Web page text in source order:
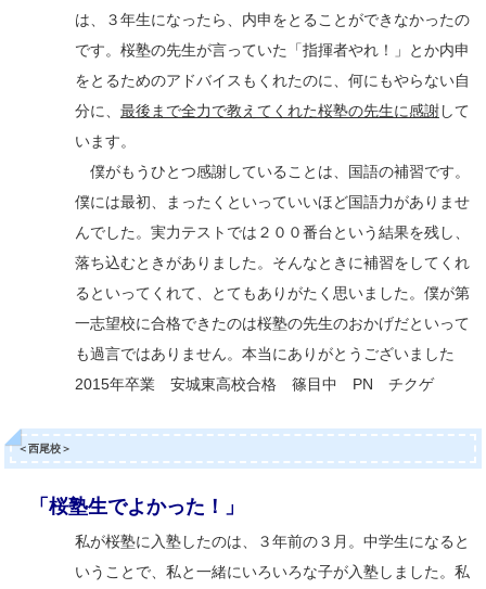
は、３年生になったら、内申をとることができなかったの
です。桜塾の先生が言っていた「指揮者やれ！」とか内申
をとるためのアドバイスもくれたのに、何にもやらない自
分に、 最後まで全力で教えてくれた桜塾の先生に感謝して
います。
僕がもうひとつ感謝していることは、国語の補習です。
僕には最初、まったくといっていいほど国語力がありませ
んでした。実力テストでは２００番台という結果を残し、
落ち込むときがありました。そんなときに補習をしてくれ
るといってくれて、とてもありがたく思いました。僕が第
一志望校に合格できたのは桜塾の先生のおかげだといって
も過言ではありません。本当にありがとうございました
2015年卒業 安城東高校合格 篠目中 PN チクゲ
＜西尾校＞
「桜塾生でよかった！」
私が桜塾に入塾したのは、３年前の３月。中学生になると
いうことで、私と一緒にいろいろな子が入塾しました。私